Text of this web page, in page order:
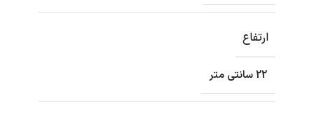
ارتفاع
22 سانتی متر